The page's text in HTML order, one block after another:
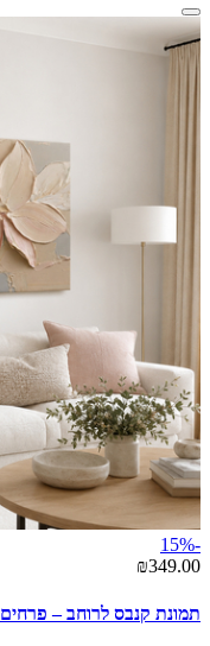
-15%
₪349.00
תמונת קנבס לרוחב –